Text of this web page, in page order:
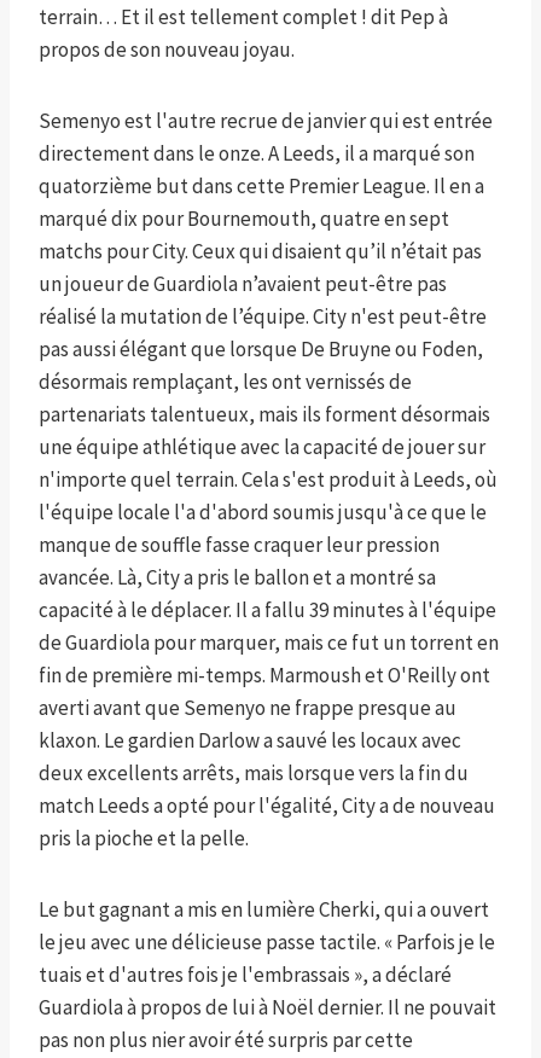
terrain… Et il est tellement complet ! dit Pep à
propos de son nouveau joyau.
Semenyo est l'autre recrue de janvier qui est entrée
directement dans le onze. A Leeds, il a marqué son
quatorzième but dans cette Premier League. Il en a
marqué dix pour Bournemouth, quatre en sept
matchs pour City. Ceux qui disaient qu’il n’était pas
un joueur de Guardiola n’avaient peut-être pas
réalisé la mutation de l’équipe. City n'est peut-être
pas aussi élégant que lorsque De Bruyne ou Foden,
désormais remplaçant, les ont vernissés de
partenariats talentueux, mais ils forment désormais
une équipe athlétique avec la capacité de jouer sur
n'importe quel terrain. Cela s'est produit à Leeds, où
l'équipe locale l'a d'abord soumis jusqu'à ce que le
manque de souffle fasse craquer leur pression
avancée. Là, City a pris le ballon et a montré sa
capacité à le déplacer. Il a fallu 39 minutes à l'équipe
de Guardiola pour marquer, mais ce fut un torrent en
fin de première mi-temps. Marmoush et O'Reilly ont
averti avant que Semenyo ne frappe presque au
klaxon. Le gardien Darlow a sauvé les locaux avec
deux excellents arrêts, mais lorsque vers la fin du
match Leeds a opté pour l'égalité, City a de nouveau
pris la pioche et la pelle.
Le but gagnant a mis en lumière Cherki, qui a ouvert
le jeu avec une délicieuse passe tactile. « Parfois je le
tuais et d'autres fois je l'embrassais », a déclaré
Guardiola à propos de lui à Noël dernier. Il ne pouvait
pas non plus nier avoir été surpris par cette